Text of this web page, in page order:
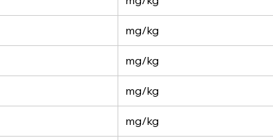
mg/kg
mg/kg
mg/kg
mg/kg